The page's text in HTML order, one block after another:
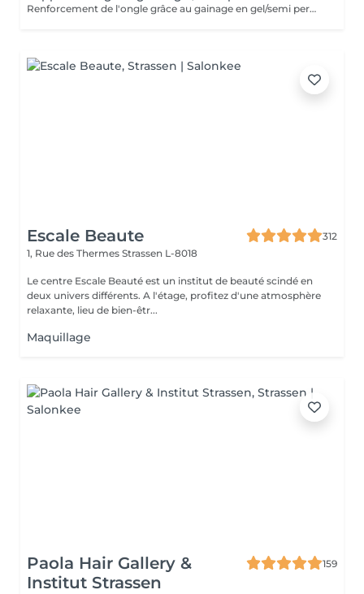
Renforcement de l'ongle grâce au gainage en gel/semi permanent, permettant une tenue de 4 semaines .
Escale Beaute
312
1, Rue des Thermes Strassen L-8018
Le centre Escale Beauté est un institut de beauté scindé en
deux univers différents. A l'étage, profitez d'une atmosphère
relaxante, lieu de bien-êtr...
Maquillage
Paola Hair Gallery &
Institut Strassen
159